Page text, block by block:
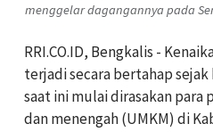
menggelar dagangannya pada
RRI.CO.ID, Bengkalis -
terjadi secara bertahap
saat ini mulai dirasakan para
dan menengah (UMKM) di